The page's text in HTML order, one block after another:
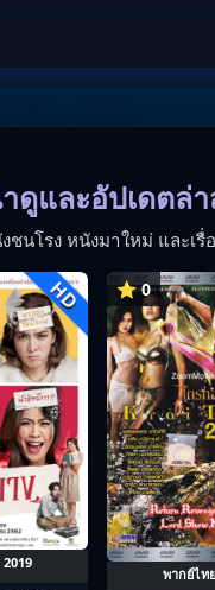
ดูและอัปเดตล่
นโรง หนังมาใหม่ และเรื่
HD ⭐ 0
พากย์ไท